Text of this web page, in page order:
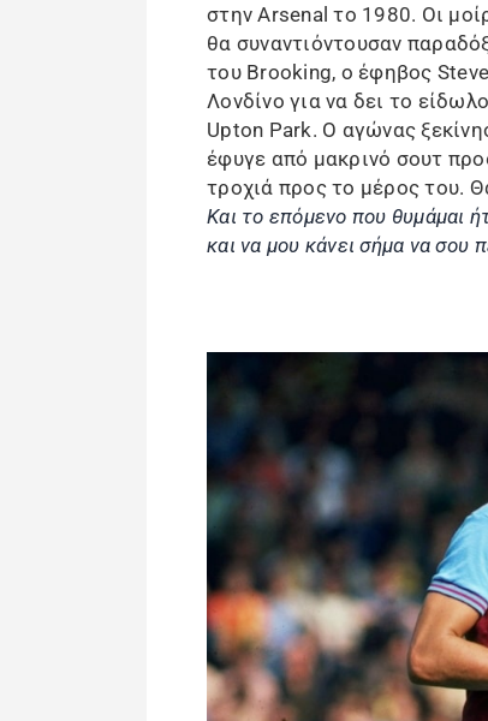
στην Arsenal το 1980. Οι
θα συναντιόντουσαν
του Brooking, ο έφηβος
Λονδίνο για να δει το
Upton Park. Ο αγώνας
έφυγε από μακρινό σουτ
τροχιά προς το μέρος του.
Και το επόμενο που θυμάμαι
και να μου κάνει σήμα να σου